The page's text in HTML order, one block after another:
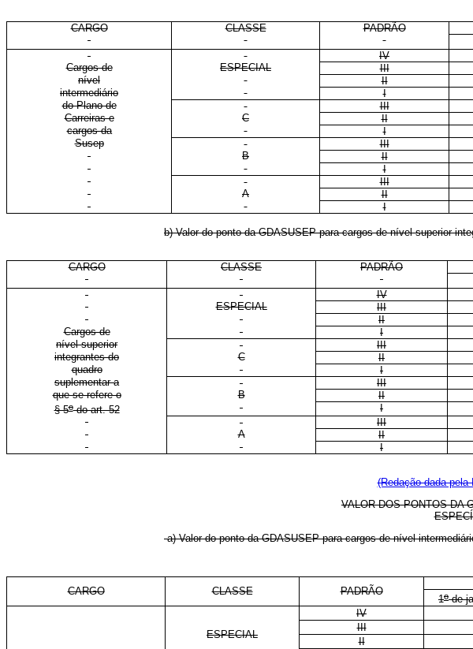
CARGO
CLASSE PADRÃO
IV
Cargos de
ESPECIAL III
nível
II
intermediário
I
do Plano de
III
Carreiras e
C II
cargos da
I
Susep
III
B
II
I
III
A
II
I
b) Valor do ponto da GDASUSEP para cargos de nível superior
CARGO
CLASSE PADRÃO
IV
ESPECIAL
III
II
Cargos de
I
nível superior
III
integrantes do
C II
quadro
I
suplementar a
III
que se refere o
B II
§ 5odo art. 52 I
III
A
II
I
(Redação dada pela
VALOR DOS PONTOS DA
a) Valor do ponto da GDASUSEP para cargos de nível
CARGO CLASSE PADRÃO
1ode
ESPECIAL
IV
III
II